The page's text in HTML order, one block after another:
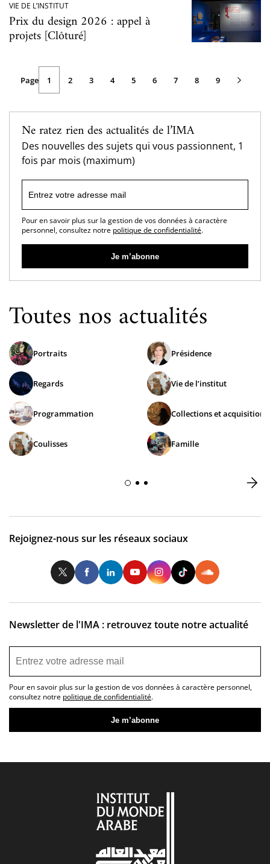
VIE DE L’INSTITUT
Prix du design 2026 : appel à
projets [Clôturé]
Pagination
Pagecourante
1 Page
2 Page
3 Page
4 Page
5 Page
6 Page
7 Page
8 Page
9
suivante
Ne ratez rien des actualités de l’IMA
Des nouvelles des sujets qui vous passionnent, 1
fois par mois (maximum)
Pour en savoir plus sur la gestion de vos données à caractère
personnel, consultez notre politique de confidentialité.
Toutes nos actualités
Portraits
Regards
Programmation
Coulisses
Présidence
Vie de l’institut
Collections et acquisitions
Famille
Rejoignez-nous sur les réseaux sociaux
TwitterFacebookLinkedInYoutubeInstagram
Newsletter de l'IMA : retrouvez toute notre actualité
Pour en savoir plus sur la gestion de vos données à caractère personnel,
consultez notre politique de confidentialité.